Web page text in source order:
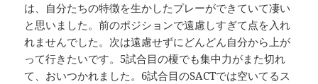
は、自分たちの特徴を生かしたプレーができていて凄い
と思いました。前のポジションで遠慮しすぎて点を入れ
れませんでした。次は遠慮せずにどんどん自分から上が
って行きたいです。5試合目の榎でも集中力がまた切れ
て、おいつかれました。6試合目のSACTでは空いてるス